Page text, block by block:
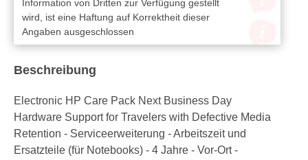
Information von Dritten zur Verfügung gestellt
wird, ist eine Haftung auf Korrektheit dieser
Angaben ausgeschlossen
Beschreibung
Electronic HP Care Pack Next Business Day
Hardware Support for Travelers with Defective Media
Retention - Serviceerweiterung - Arbeitszeit und
Ersatzteile (für Notebooks) - 4 Jahre - Vor-Ort -